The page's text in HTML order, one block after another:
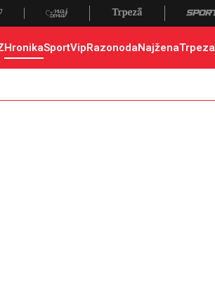
policija, poginuli, zaplena, carina
HronikaSportVipRazonodaNajženaTrpeza